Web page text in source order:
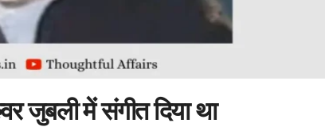
जुबली में संगीत दिया था